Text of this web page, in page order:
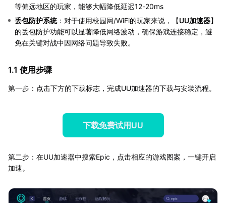
等偏远地区的玩家，能够大幅降低延迟12-20ms
丢包防护系统：对于使用校园网/WiFi的玩家来说，【UU加速器】
的丢包防护功能可以显著降低网络波动，确保游戏连接稳定，避
免在关键对战中因网络问题导致失败。
1.1 使用步骤
第一步：点击下方的下载标志，完成UU加速器的下载与安装流程。
下载免费试用UU
第二步：在UU加速器中搜索Epic，点击相应的游戏图案，一键开启
加速。